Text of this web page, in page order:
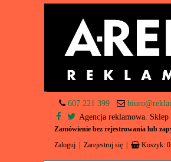
607 221 399
Agencja reklamowa. Sklep
Zamówienie bez rejestrowania lub
Zaloguj Zarejestruj się Koszyk: